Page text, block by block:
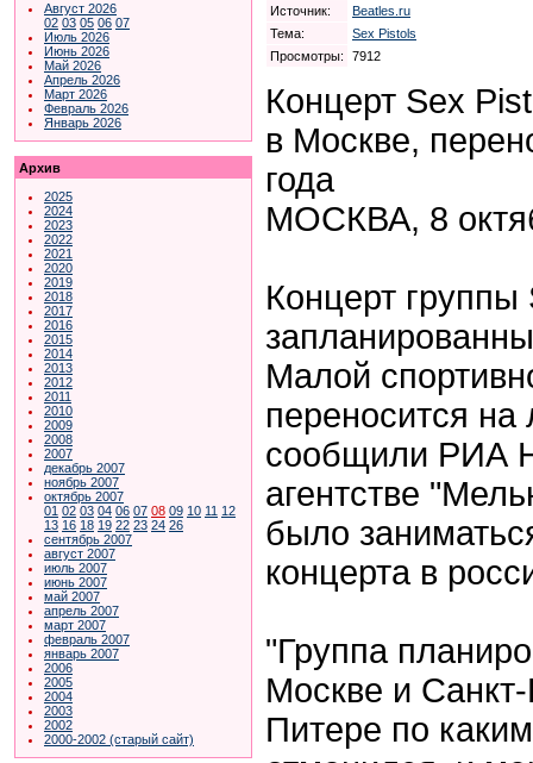
Август 2026
02 03 05 06 07
Июль 2026
Июнь 2026
Май 2026
Апрель 2026
Март 2026
Февраль 2026
Январь 2026
Архив
2025
2024
2023
2022
2021
2020
2019
2018
2017
2016
2015
2014
2013
2012
2011
2010
2009
2008
2007
декабрь 2007
ноябрь 2007
октябрь 2007
01 02 03 04 06 07 08 09 10 11 12
13 16 18 19 22 23 24 26
сентябрь 2007
август 2007
июль 2007
июнь 2007
май 2007
апрель 2007
март 2007
февраль 2007
январь 2007
2006
2005
2004
2003
2002
2000-2002 (старый сайт)
Источник:
Beatles.ru
Тема:
Sex Pistols
Просмотры:
7912
Концерт Sex
в Москве,
года
МОСКВА, 8
Концерт группы
Малой
переносится на
сообщили РИА
агентстве
было
концерта в
"Группа
Москве и
Питере по